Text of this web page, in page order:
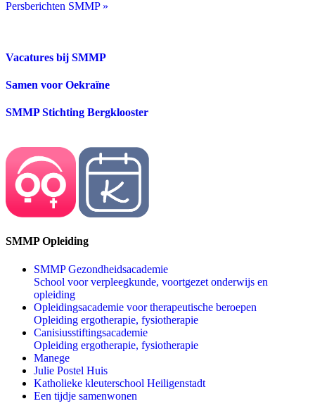
Persberichten SMMP »
Vacatures bij SMMP
Samen voor Oekraïne
SMMP Stichting Bergklooster
SMMP Opleiding
SMMP Gezondheidsacademie
School voor verpleegkunde, voortgezet onderwijs en
opleiding
Opleidingsacademie voor therapeutische beroepen
Opleiding ergotherapie, fysiotherapie
Canisiusstiftingsacademie
Opleiding ergotherapie, fysiotherapie
Manege
Julie Postel Huis
Katholieke kleuterschool Heiligenstadt
Een tijdje samenwonen